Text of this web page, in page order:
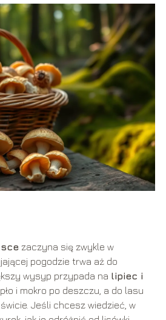
zaczyna się zwykle w
pogodzie trwa aż do
wysyp przypada na lipiec i
i mokro po deszczu, a do lasu
Jeśli chcesz wiedzieć, w